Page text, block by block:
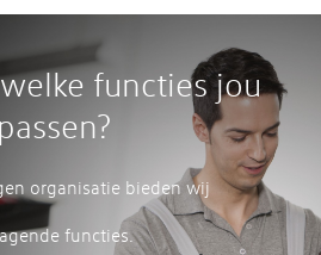
functies jou
passen?
organisatie bieden wij
functies.